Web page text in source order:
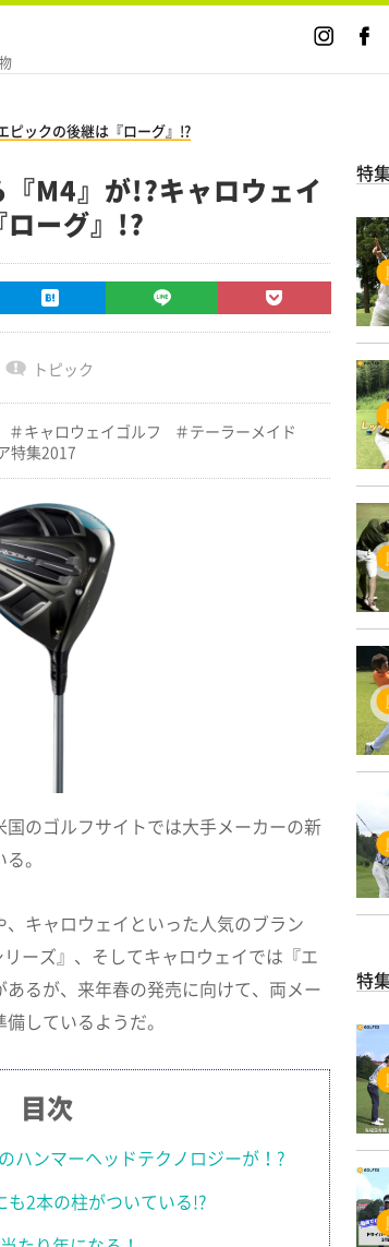
ピックの後継は『ローグ』!?
M4』が!?キャロウェイ
ローグ』!?
トピック
キャロウェイゴルフ
テーラーメイド
特集2017
のゴルフサイトでは大手メーカーの新
。
キャロウェイといった人気のブラン
ーズ』、そしてキャロウェイでは『エ
るが、来年春の発売に向けて、両メー
しているようだ。
目次
ハンマーヘッドテクノロジーが！?
2本の柱がついている!?
特
特